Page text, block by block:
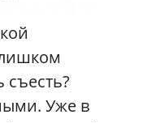
съесть?
Уже в